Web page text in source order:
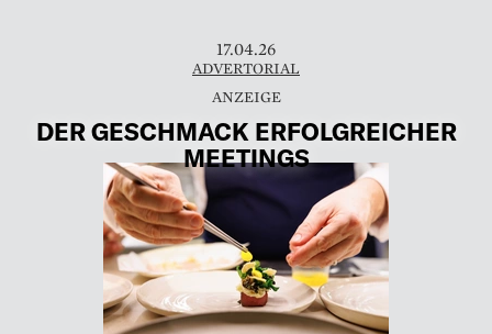
17.04.26
ADVERTORIAL
DER GESCHMACK ERFOLGREICHER
MEETINGS